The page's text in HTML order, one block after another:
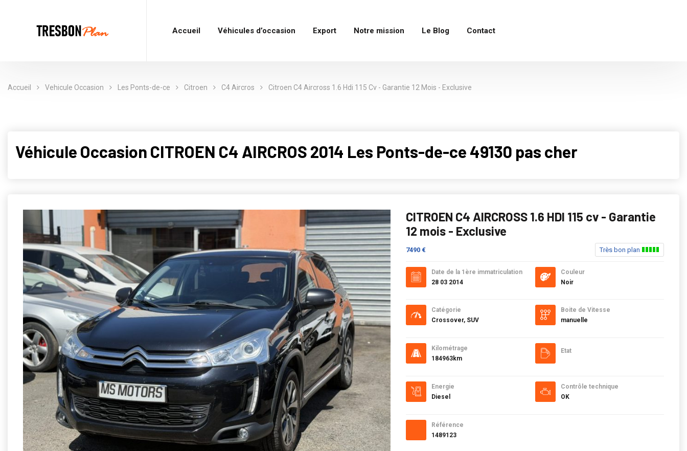
Accueil Véhicules d’occasion Export Notre mission Le Blog Contact
Accueil Vehicule Occasion Les Ponts-de-ce Citroen C4 Aircros Citroen C4 Aircross 1.6 Hdi 115 Cv - Garantie 12 Mois - Exclusive
Véhicule Occasion CITROEN C4 AIRCROS 2014 Les Ponts-de-ce 49130 pas cher
CITROEN C4 AIRCROSS 1.6 HDI 115 cv - Garantie
12 mois - Exclusive
7490 € Très bon plan
Date de la 1ère immatriculation
28 03 2014
Catégorie
Crossover, SUV
Kilométrage
184963km
Energie
Diesel
Référence
1489123
Couleur
Noir
Boite de Vitesse
manuelle
Etat
Contrôle technique
OK